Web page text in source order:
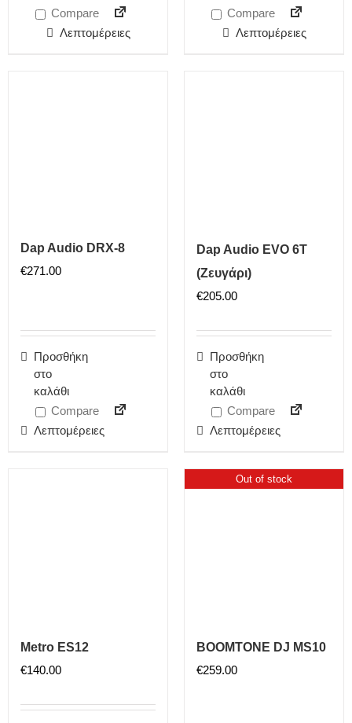
Compare
Λεπτομέρειες
Compare
Λεπτομέρειες
Dap Audio DRX-8
€271.00
Προσθήκη
στο
καλάθι
Compare
Λεπτομέρειες
Dap Audio EVO 6T
(Ζευγάρι)
€205.00
Προσθήκη
στο
καλάθι
Compare
Λεπτομέρειες
Metro ES12
€140.00
Out of stock
BOOMTONE DJ MS10
€259.00